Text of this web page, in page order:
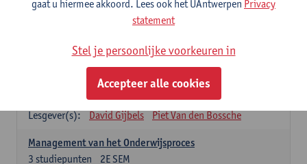
1E SEM
6studiepunten
Charlotte De Backer
Keuzevakken cluster opleidings- en onderwijswetenschappen
Leren op de werkplek
2E SEM
studiepunten
Lesgever(s):
David Gijbels Piet Van den Bossche
Management van het Onderwijsproces
2E SEM
3 studiepunten
gaat u hiermee akkoord. Lees ook het UAntwerpen Privacy
statement
Stel je persoonlijke voorkeuren in
Accepteer alle cookies